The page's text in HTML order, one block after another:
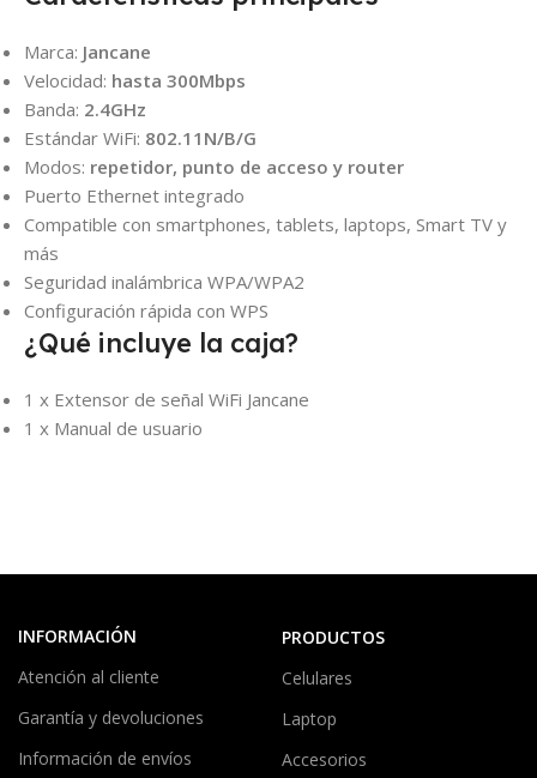
Marca: Jancane
Velocidad: hasta 300Mbps
Banda: 2.4GHz
Estándar WiFi: 802.11N/B/G
Modos: repetidor, punto de acceso y router
Puerto Ethernet integrado
Compatible con smartphones, tablets, laptops, Smart TV y
más
Seguridad inalámbrica WPA/WPA2
Configuración rápida con WPS
¿Qué incluye la caja?
1 x Extensor de señal WiFi Jancane
1 x Manual de usuario
INFORMACIÓN
Atención al cliente
Garantía y devoluciones
Información de envíos
PRODUCTOS
Celulares
Laptop
Accesorios